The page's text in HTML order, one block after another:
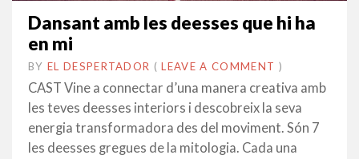
Dansant amb les deesses que hi ha
en mi
BY EL DESPERTADOR ON
25
NOVEMBRE
•(LEAVE A COMMENT )
CAST Vine a connectar d’una manera creativa amb
les teves deesses interiors i descobreix la seva
energia transformadora des del moviment. Són 7
les deesses gregues de la mitologia. Cada una